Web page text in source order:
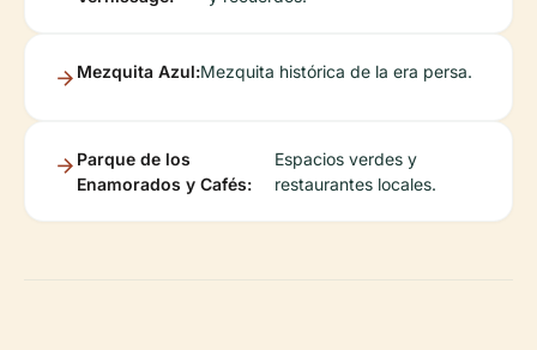
Mezquita Azul:Mezquita histórica de la era persa.
Parque de los
Enamorados y Cafés:
Espacios verdes y
restaurantes locales.